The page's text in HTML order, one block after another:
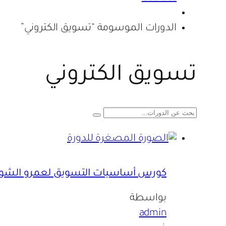
الدورات الموسومة “تسويق الكتروني”
تسويق الكتروني
كورس أساسيات التسويق لعمرو
بواسطة
admin